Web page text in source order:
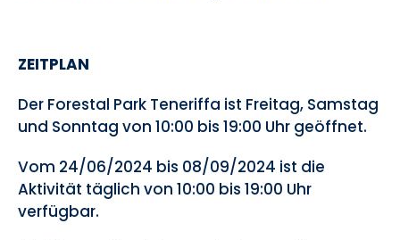
ZEITPLAN
Der Forestal Park Teneriffa ist Freitag, Samstag
und Sonntag von 10:00 bis 19:00 Uhr geöffnet.
Vom 24/06/2024 bis 08/09/2024 ist die
Aktivität täglich von 10:00 bis 19:00 Uhr
verfügbar.